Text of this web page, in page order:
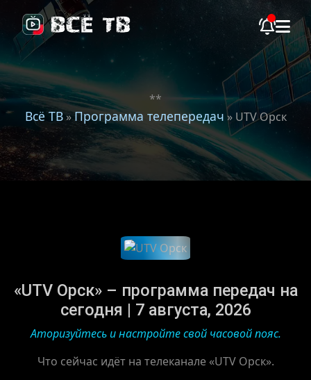
**
Всё ТВ»Программа телепередач » UTV Орск
«UTV Орск» – программа передач на
сегодня | 7 августа, 2026
Аторизуйтесь и настройте свой часовой пояс.
Что сейчас идёт на телеканале «UTV Орск».